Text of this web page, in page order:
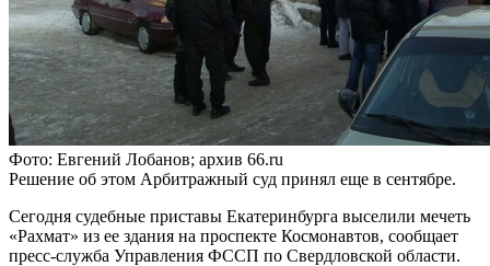
Фото: Евгений Лобанов; архив 66.ru
Решение об этом Арбитражный суд принял еще в сентябре.
Сегодня судебные приставы Екатеринбурга выселили мечеть
«Рахмат» из ее здания на проспекте Космонавтов, сообщает
пресс-служба Управления ФССП по Свердловской области.